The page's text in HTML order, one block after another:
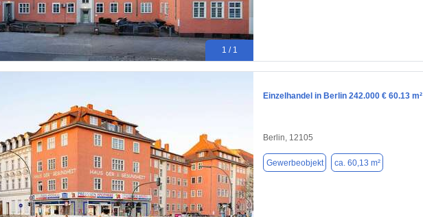
1 / 1
Einzelhandel in Berlin 242.000 € 60.13 m²
Berlin, 12105
Gewerbeobjekt ca. 60,13 m²